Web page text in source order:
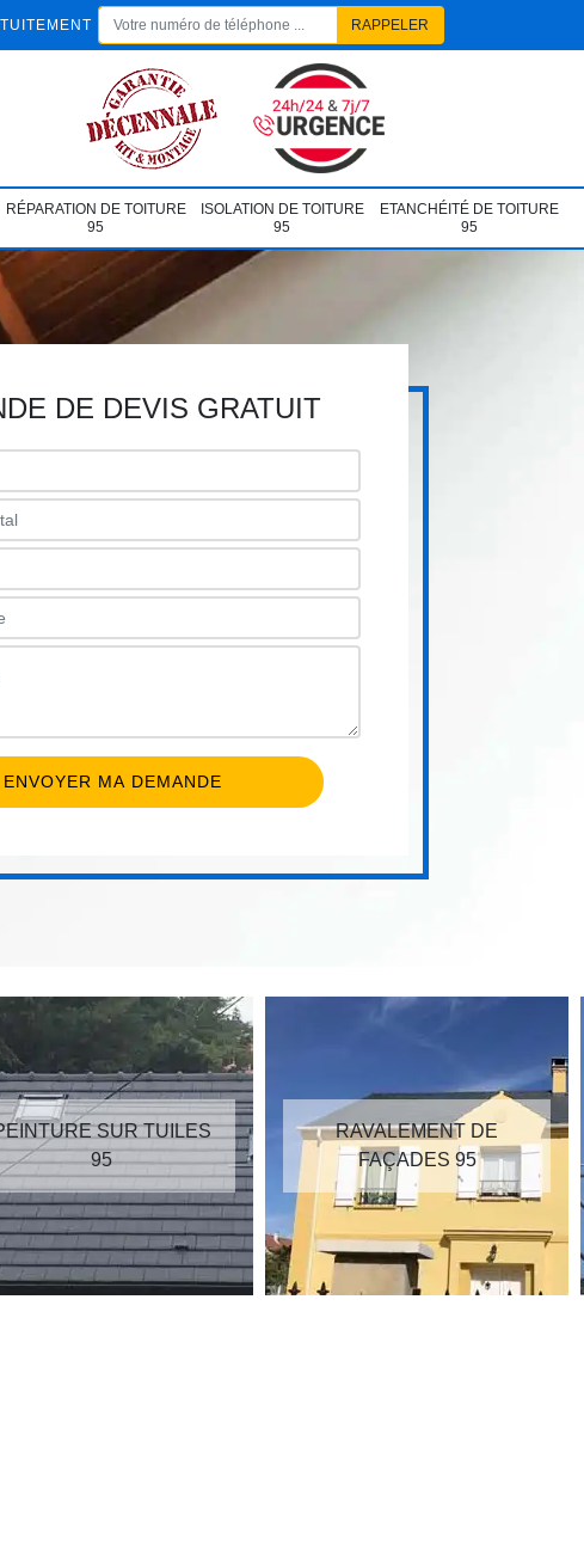
RÉPARATION DE TOITURE
95
ISOLATION DE TOITURE
95
ETANCHÉITÉ DE TOITURE
95
DE DEVIS GRATUIT
RAVALEMENT DE
FAÇADES 95
RÉPARATION DE
TOITURE 95